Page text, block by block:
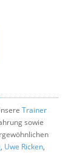
Trainer
sowie
, Uwe Ricken,